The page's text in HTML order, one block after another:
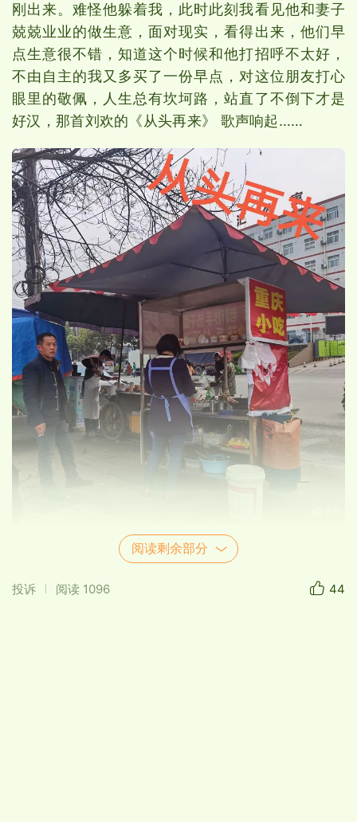
刚出来。难怪他躲着我，此时此刻我看见他和妻子
兢兢业业的做生意，面对现实，看得出来，他们早
点生意很不错，知道这个时候和他打招呼不太好，
不由自主的我又多买了一份早点，对这位朋友打心
眼里的敬佩，人生总有坎坷路，站直了不倒下才是
好汉，那首刘欢的《从头再来》 歌声响起……
刘欢歌曲，看到我这位朋友和妻子再就业的景象和
阅读剩余部分
投诉 阅读 1096 44